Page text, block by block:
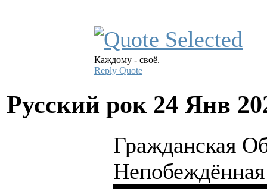
Каждому - своё.
Reply Quote
Русский рок 24 Янв
Гражданская